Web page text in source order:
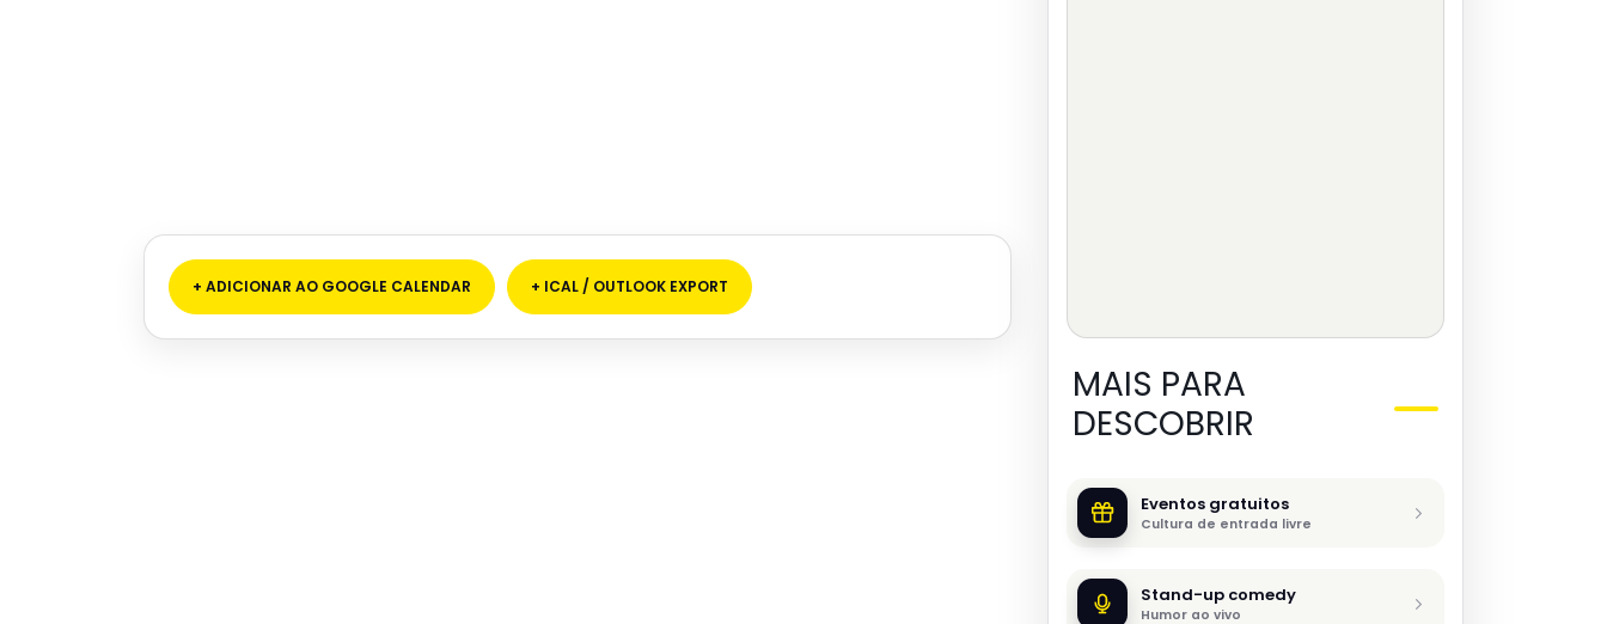
+ ADICIONAR AO GOOGLE CALENDAR + ICAL / OUTLOOK EXPORT
MAIS PARA
DESCOBRIR
Eventos gratuitos
Cultura de entrada livre
Stand-up comedy
Humor ao vivo